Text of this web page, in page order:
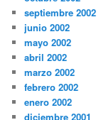
septiembre 2002
junio 2002
mayo 2002
abril 2002
marzo 2002
febrero 2002
enero 2002
diciembre 2001